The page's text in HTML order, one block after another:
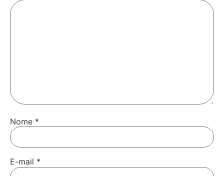
Nome *
E-mail *